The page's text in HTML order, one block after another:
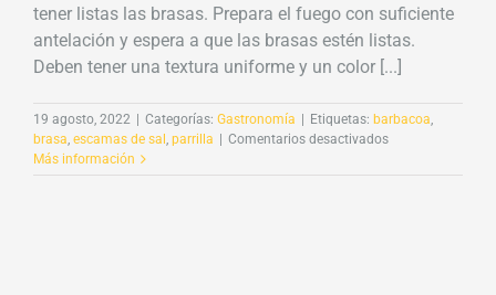
tener listas las brasas. Prepara el fuego con suficiente
antelación y espera a que las brasas estén listas.
Deben tener una textura uniforme y un color [...]
19 agosto, 2022 | Categorías: Gastronomía | Etiquetas: barbacoa,
brasa, escamas de sal, parrilla | Comentarios desactivadosen
Más información